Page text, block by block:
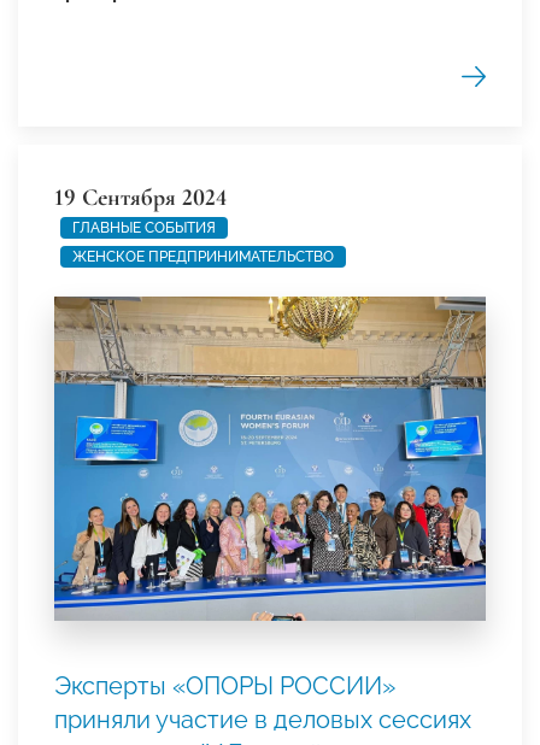
19 Сентября 2024
ГЛАВНЫЕ СОБЫТИЯ
ЖЕНСКОЕ ПРЕДПРИНИМАТЕЛЬСТВО
Эксперты «ОПОРЫ РОССИИ»
приняли участие в деловых сессиях